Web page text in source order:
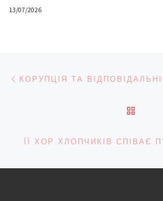
13/07/2026
Навігація записів
КОРУПЦІЯ ТА
ЇЇ ХОР ХЛОПЧИКІВ СПІВАЄ